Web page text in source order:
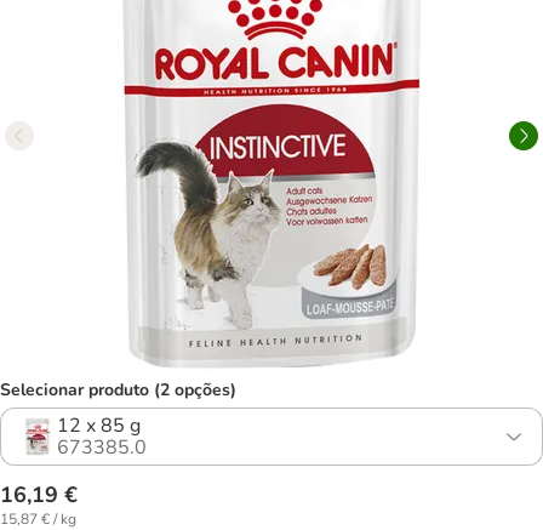
Selecionar produto (2 opções)
12 x 85 g
673385.0
16,19 €
15,87 € / kg